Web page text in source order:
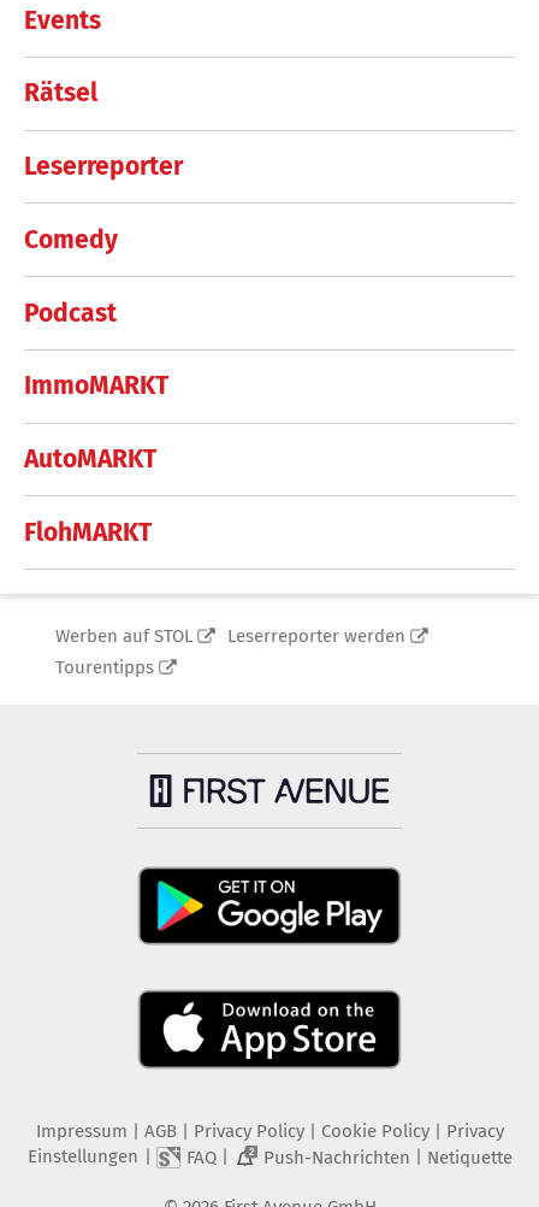
Events
Rätsel
Leserreporter
Comedy
Podcast
ImmoMARKT
AutoMARKT
FlohMARKT
Werben auf STOL
Leserreporter werden
Tourentipps
Impressum | AGB | Privacy Policy| Cookie Policy| Privacy
Einstellungen | FAQ| 2 Push-Nachrichten | Netiquette